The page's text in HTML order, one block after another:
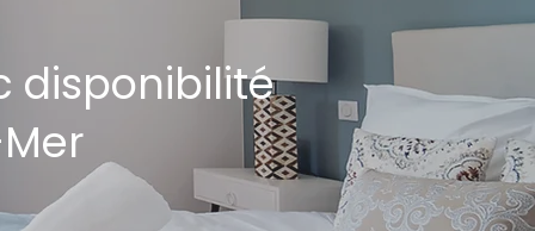
disponibilité